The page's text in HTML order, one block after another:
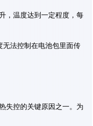
，温度达到一定程度，每
无法控制在电池包里面传
失控的关键原因之一。为